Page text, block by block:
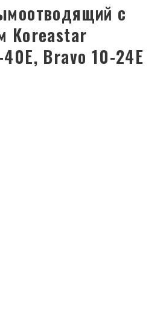
Koreastar
Bravo 10-24E